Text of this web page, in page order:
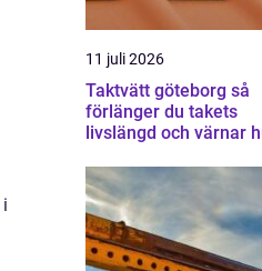
11 juli 2026
Taktvätt göteborg så
förlänger du takets
livslängd och värnar